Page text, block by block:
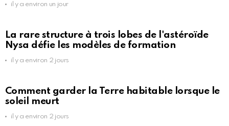
il y a environ un jour
La rare structure à trois lobes de l'astéroïde
Nysa défie les modèles de formation
il y a environ 2 jours
Comment garder la Terre habitable lorsque le
soleil meurt
il y a environ 2 jours